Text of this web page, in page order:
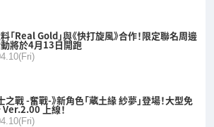
「Real Gold」與《快打旋風》合作！限定聯名周邊
將於4月13日開跑
之戰 -奮戰-》新角色「蔵土緣 紗夢」登場！大型免
上線！